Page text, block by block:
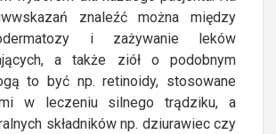
znaleźć można między
i zażywanie leków
a także ziół o podobnym
to być np. retinoidy, stosowane
w leczeniu silnego trądziku, a
składników np. dziurawiec czy